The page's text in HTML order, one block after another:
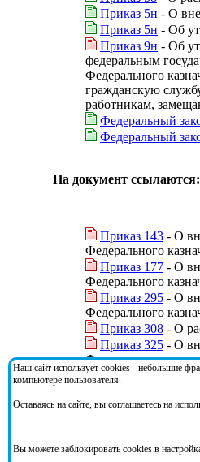
Приказ 5н - О
Приказ 5н - Об
Приказ 9н - Об
федеральным
Федерального
гражданскую
работникам,
Федеральный
Федеральный
На документ ссылаются:
Приказ 143 - О
Федерального
Приказ 177 - О
Федерального
Приказ 295 - О
Федерального
Приказ 308 - О
Приказ 325 - О
Федерального
Приказ 388- О
Федерального
Приказ 58- О
- О
Федерального
Наш сайт использует cookies - небольшие
компьютере пользователя.
Оставаясь на сайте, вы соглашаетесь на
Вы можете заблокировать cookies в